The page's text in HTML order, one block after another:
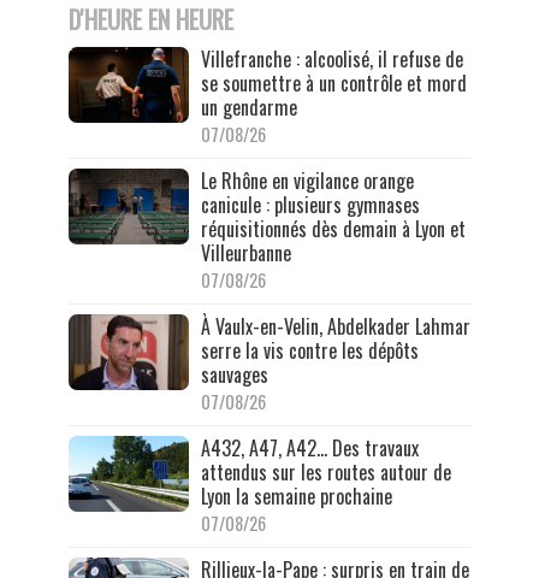
D'HEURE EN HEURE
Villefranche : alcoolisé, il refuse de
se soumettre à un contrôle et mord
un gendarme
07/08/26
Le Rhône en vigilance orange
canicule : plusieurs gymnases
réquisitionnés dès demain à Lyon et
Villeurbanne
07/08/26
À Vaulx-en-Velin, Abdelkader Lahmar
serre la vis contre les dépôts
sauvages
07/08/26
A432, A47, A42… Des travaux
attendus sur les routes autour de
Lyon la semaine prochaine
07/08/26
Rillieux-la-Pape : surpris en train de